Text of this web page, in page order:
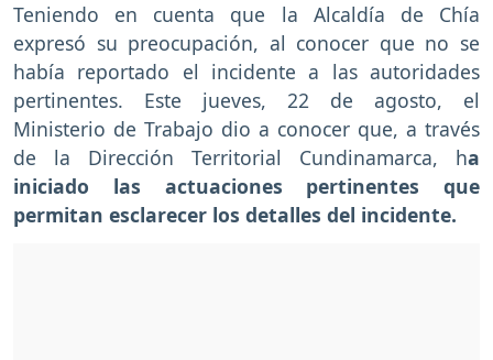
Teniendo en cuenta que la Alcaldía de Chía
expresó su preocupación, al conocer que no se
había reportado el incidente a las autoridades
pertinentes. Este jueves, 22 de agosto, el
Ministerio de Trabajo dio a conocer que, a través
de la Dirección Territorial Cundinamarca, ha
iniciado las actuaciones pertinentes que
permitan esclarecer los detalles del incidente.